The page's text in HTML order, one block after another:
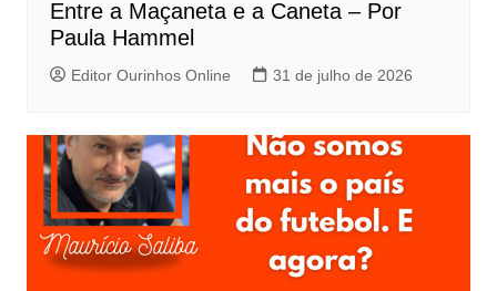
Entre a Maçaneta e a Caneta – Por
Paula Hammel
Editor Ourinhos Online 31 de julho de 2026